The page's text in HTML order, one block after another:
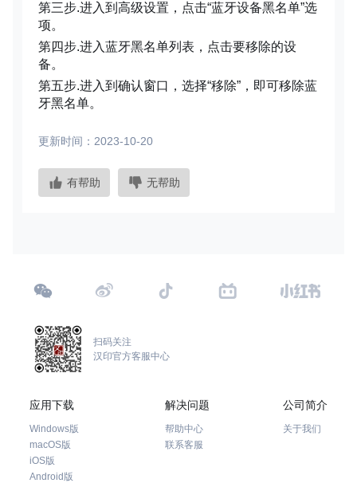
第三步.进入到高级设置，点击“蓝牙设备黑名单”选
项。
第四步.进入蓝牙黑名单列表，点击要移除的设
备。
第五步.进入到确认窗口，选择“移除”，即可移除蓝
牙黑名单。
更新时间：2023-10-20
有帮助 无帮助
扫码关注
汉印官方客服中心
应用下载
Windows版
macOS版
iOS版
Android版
解决问题
帮助中心
联系客服
公司简介
关于我们